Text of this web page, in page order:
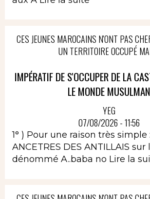
CES JEUNES MAROCAINS N'ONT PAS
UN TERRITOIRE OCCUPÉ
IMPÉRATIF DE S'OCCUPER DE LA
LE MONDE MUSULMAN
YEG
07/08/2026 - 11:56
1° ) Pour une raison très simple
ANCETRES DES ANTILLAIS
dénommé A..baba no Lire la